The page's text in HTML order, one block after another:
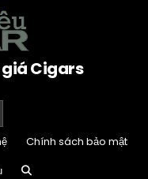
Cigars
Chính sách bảo mật